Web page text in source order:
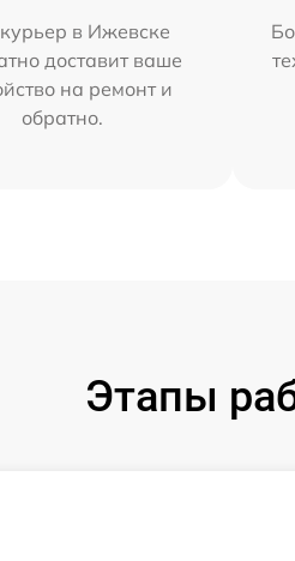
в Ижевске
доставит ваше
на ремонт и
обратно.
Этапы